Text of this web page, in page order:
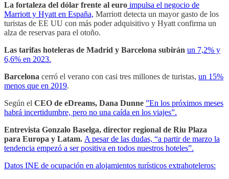
La fortaleza del dólar frente al euro impulsa el negocio de
Marriott y Hyatt en España, Marriott detecta un mayor gasto de los
turistas de EE UU con más poder adquisitivo y Hyatt confirma un
alza de reservas para el otoño.
Las tarifas hoteleras de Madrid y Barcelona subirán un 7,2% y
6,6% en 2023.
Barcelona cerró el verano con casi tres millones de turistas, un 15%
menos que en 2019.
Según el CEO de eDreams, Dana Dunne ”En los próximos meses
habrá incertidumbre, pero no una caída en los viajes”.
Entrevista Gonzalo Baselga, director regional de Riu Plaza
para Europa y Latam. A pesar de las dudas, “a partir de marzo la
tendencia empezó a ser positiva en todos nuestros hoteles”.
Datos INE de ocupación en alojamientos turísticos extrahoteleros: